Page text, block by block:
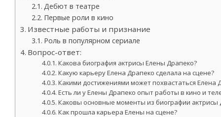
Дебют в театре
Первые роли в кино
Известные работы и признание
Роль в популярном сериале
Вопрос-ответ:
Какова биография актрисы Елены Драпеко?
Какую карьеру Елена Драпеко сделала на сцене?
Какими достижениями может похвастаться Елена
Есть ли у Елены Драпеко опыт работы в кино и
Каковы основные моменты из биографии актрисы
Как прошла карьера Елены на сцене?